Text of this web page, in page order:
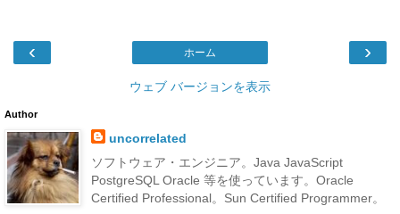
‹ ›
ホーム
ウェブ バージョンを表示
Author
uncorrelated
ソフトウェア・エンジニア。Java JavaScript
PostgreSQL Oracle 等を使っています。Oracle
Certified Professional。Sun Certified Programmer。